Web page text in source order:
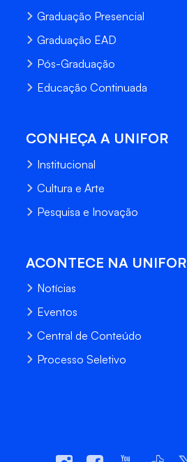
Graduação Presencial
Graduação EAD
Pós-Graduação
Educação Continuada
CONHEÇA A UNIFOR
Institucional
Cultura e Arte
Pesquisa e Inovação
ACONTECE NA UNIFOR
Notícias
Eventos
Central de Conteúdo
Processo Seletivo